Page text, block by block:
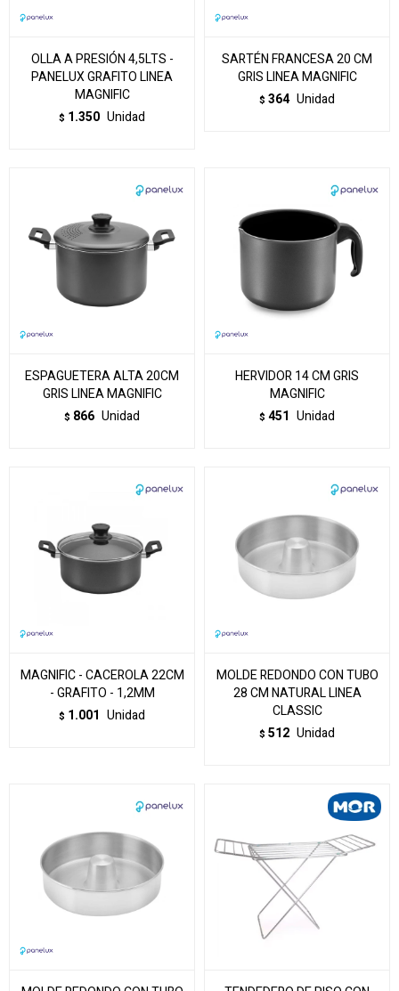
OLLA A PRESIÓN 4,5LTS -
PANELUX GRAFITO LINEA
MAGNIFIC
$ 1.350 Unidad
SARTÉN FRANCESA 20 CM
GRIS LINEA MAGNIFIC
$ 364 Unidad
ESPAGUETERA ALTA 20CM
GRIS LINEA MAGNIFIC
$ 866 Unidad
HERVIDOR 14 CM GRIS
MAGNIFIC
$ 451 Unidad
MAGNIFIC - CACEROLA 22CM
- GRAFITO - 1,2MM
$ 1.001 Unidad
MOLDE REDONDO CON TUBO
28 CM NATURAL LINEA
CLASSIC
$ 512 Unidad